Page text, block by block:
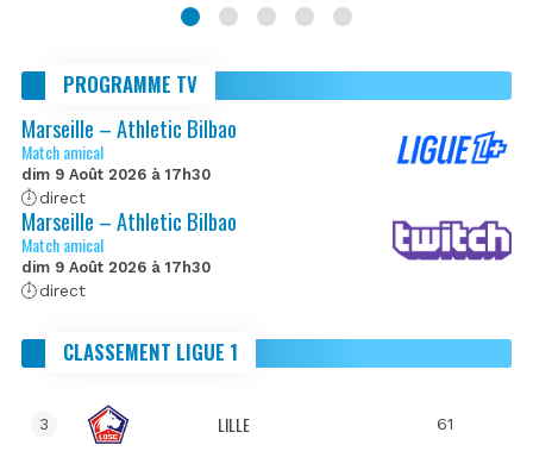
PROGRAMME TV
Marseille – Athletic Bilbao
Match amical
dim 9 Août 2026 à 17h30
direct
Marseille – Athletic Bilbao
Match amical
dim 9 Août 2026 à 17h30
direct
CLASSEMENT LIGUE 1
3 LILLE 61